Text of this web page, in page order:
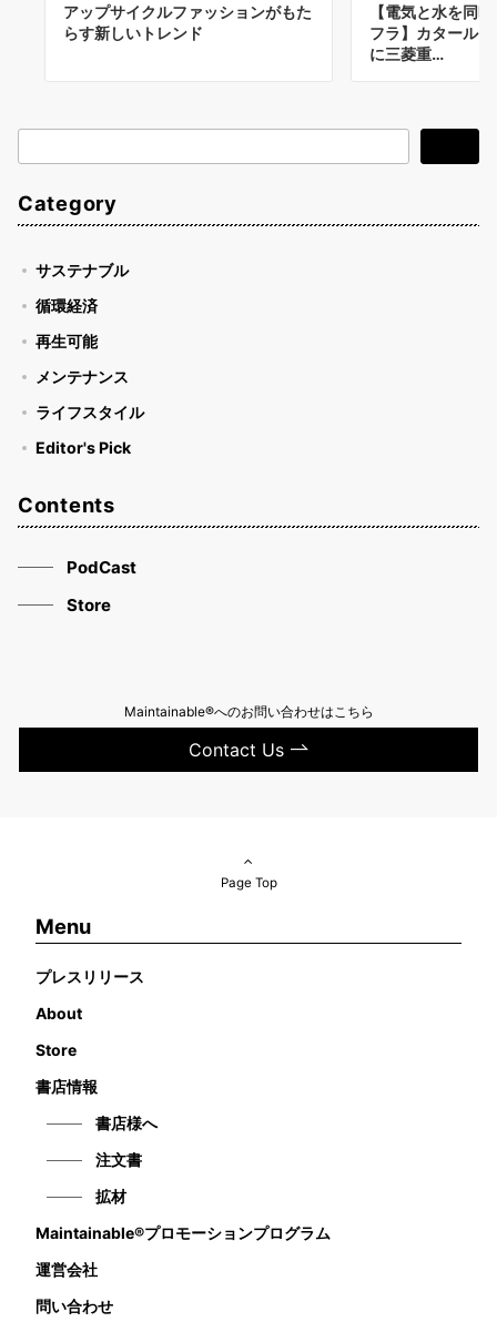
アップサイクルファッションがもた
らす新しいトレンド
【電気と水を同
フラ】カタール
に三菱重…
索
Category
サステナブル
循環経済
再生可能
メンテナンス
ライフスタイル
Editor's Pick
Contents
PodCast
Store
Maintainable®へのお問い合わせはこちら
Contact Us
Page Top
Menu
プレスリリース
About
Store
書店情報
書店様へ
注文書
拡材
Maintainable®プロモーションプログラム
運営会社
問い合わせ